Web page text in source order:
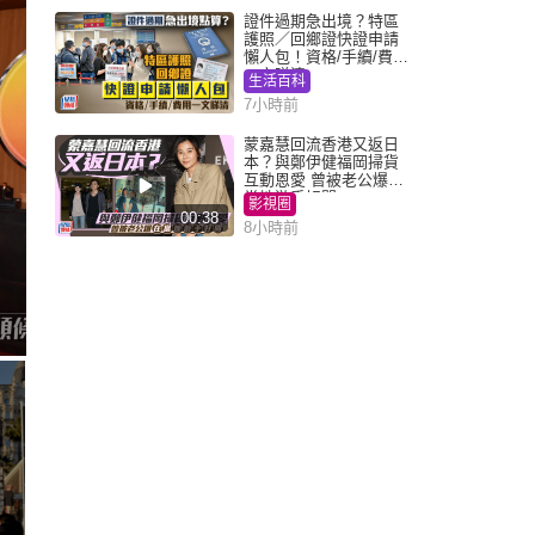
證件過期急出境？特區
護照／回鄉證快證申請
懶人包！資格/手續/費用
一文睇清
生活百科
7小時前
00:38
蒙嘉慧回流香港又返日
本？與鄭伊健福岡掃貨
互動恩愛 曾被老公爆在
當地游手好閒
影視圈
8小時前